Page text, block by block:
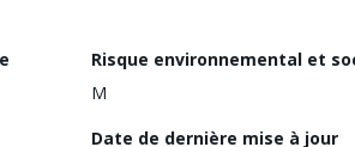
Risque environnemental et
M
Date de dernière mise à jour